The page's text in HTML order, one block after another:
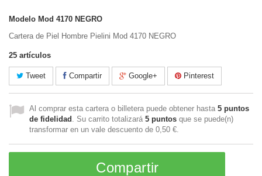
Modelo Mod 4170 NEGRO
Cartera de Piel Hombre Pielini Mod 4170 NEGRO
25 artículos
Tweet Compartir Google+ Pinterest
Al comprar esta cartera o billetera puede obtener hasta 5 puntos
de fidelidad . Su carrito totalizará 5 puntos que se puede(n)
transformar en un vale descuento de 0,50 €.
Compartir